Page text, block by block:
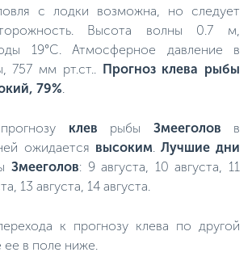
с лодки возможна, но следует
Высота волны 0.7 м,
19°C. Атмосферное давление в
757 мм рт.ст.. Прогноз клева рыбы
79%.
клев рыбы Змееголов в
ожидается высоким. Лучшие дни
Змееголов: 9 августа, 10 августа, 11
13 августа, 14 августа.
к прогнозу клева по другой
в поле ниже.